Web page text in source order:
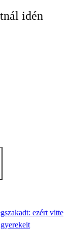
idén
ezért vitte